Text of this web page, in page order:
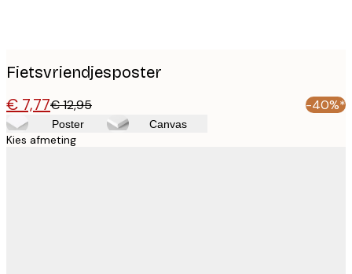
Fietsvriendjesposter
€ 7,77€ 12,95 -40%*
Poster Canvas
Kies afmeting